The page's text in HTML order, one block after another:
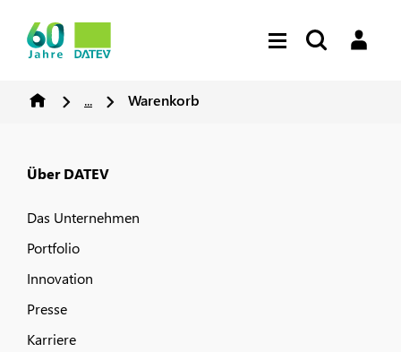
... Warenkorb
Über DATEV
Das Unternehmen
Portfolio
Innovation
Presse
Karriere